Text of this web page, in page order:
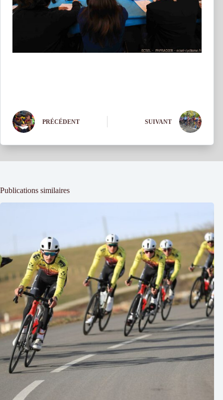
PRÉCÉDENT SUIVANT
Publications similaires